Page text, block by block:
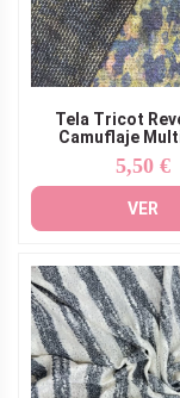
Tela Tricot
Camuflaje
Precio
5,50 €
VER